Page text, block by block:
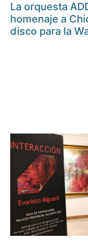
La orquesta
homenaje a
disco para la